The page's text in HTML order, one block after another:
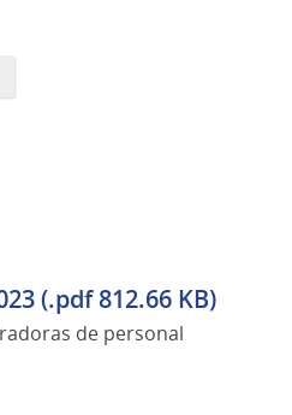
(.pdf 812.66 KB)
de personal